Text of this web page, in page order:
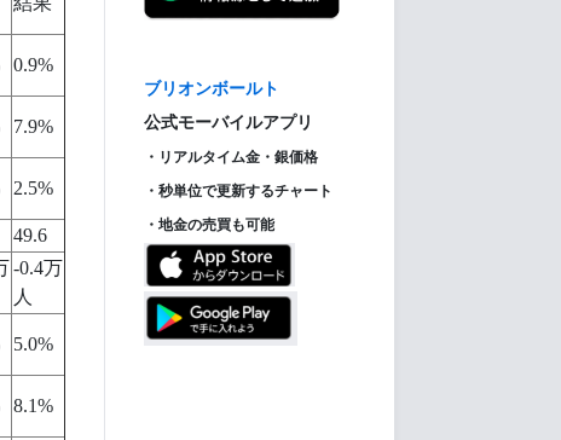
0.9%
7.9%
2.5%
49.6
-0.4万
人
5.0%
8.1%
【金投資家インデック
ス】
New! 【金投資家インデッ
クス】金価格は下げ止